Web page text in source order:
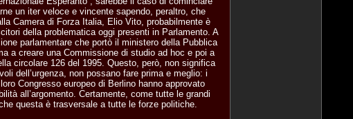
un iter veloce e vincente sapendo, peraltro, che
Camera di Forza Italia, Elio Vito, probabilmente è
della problematica oggi presenti in Parlamento. A
parlamentare che portò il ministero della Pubblica
a creare una Commissione di studio ad hoc e poi a
circolare 126 del 1995. Questo, però, non significa
dell’urgenza, non possano fare prima e meglio: i
Congresso europeo di Berlino hanno approvato
all’argomento. Certamente, come tutte le grandi
questa è trasversale a tutte le forze politiche.